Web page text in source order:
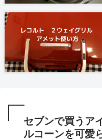
セブンで買うア
ルコーンを可愛